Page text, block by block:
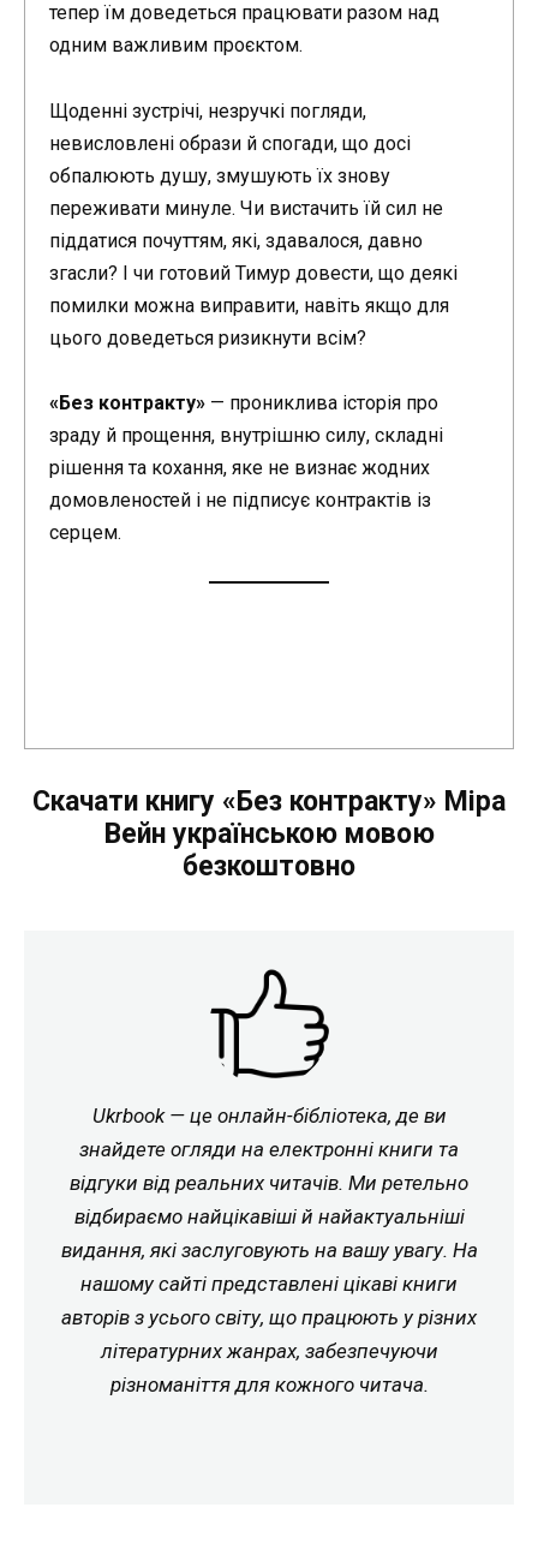
тепер їм доведеться працювати разом над
одним важливим проєктом.
Щоденні зустрічі, незручкі погляди,
невисловлені образи й спогади, що досі
обпалюють душу, змушують їх знову
переживати минуле. Чи вистачить їй сил не
піддатися почуттям, які, здавалося, давно
згасли? І чи готовий Тимур довести, що деякі
помилки можна виправити, навіть якщо для
цього доведеться ризикнути всім?
«Без контракту» — прониклива історія про
зраду й прощення, внутрішню силу, складні
рішення та кохання, яке не визнає жодних
домовленостей і не підписує контрактів із
серцем.
Скачати книгу «Без контракту» Міра
Вейн українською мовою
безкоштовно
Ukrbook — це онлайн-бібліотека, де ви
знайдете огляди на електронні книги та
відгуки від реальних читачів. Ми ретельно
відбираємо найцікавіші й найактуальніші
видання, які заслуговують на вашу увагу. На
нашому сайті представлені цікаві книги
авторів з усього світу, що працюють у різних
літературних жанрах, забезпечуючи
різноманіття для кожного читача.